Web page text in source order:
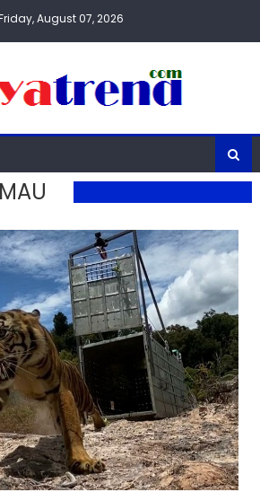
August 07, 2026